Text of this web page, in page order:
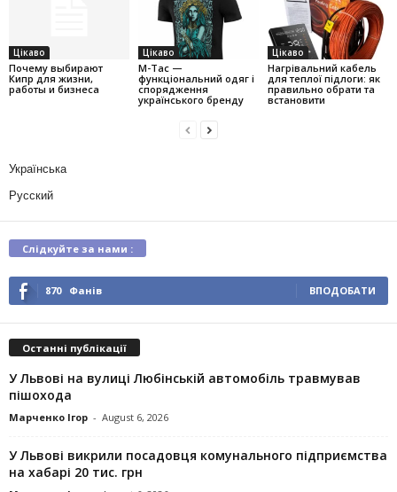
Цікаво
Почему выбирают
Кипр для жизни,
работы и бизнеса
Цікаво
M-Tac —
функціональний одяг і
спорядження
українського бренду
Цікаво
Нагрівальний кабель
для теплої підлоги: як
правильно обрати та
встановити
Українська
Русский
Слідкуйте за нами :
870 Фанів ВПОДОБАТИ
Останні публікації
У Львові на вулиці Любінській автомобіль травмував
пішохода
Марченко Ігор - August 6, 2026
У Львові викрили посадовця комунального підприємства
на хабарі 20 тис. грн